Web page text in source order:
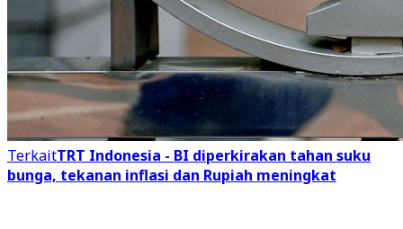
TerkaitTRT Indonesia - BI diperkirakan tahan suku
bunga, tekanan inflasi dan Rupiah meningkat